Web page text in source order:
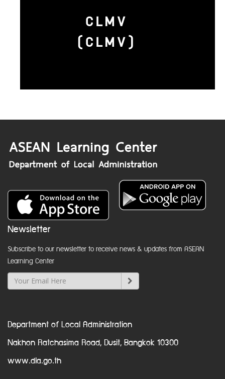
CLMV
(CLMV)
Newsletter
Subscribe to our newsletter to receive news & updates from ASEAN
Learning Center
Department of Local Administration
Nakhon Ratchasima Road, Dusit, Bangkok 10300
www.dla.go.th